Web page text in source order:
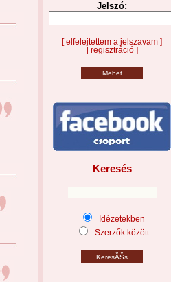
Jelszó:
[ elfelejtettem a jelszavam ]
[ regisztráció ]
Keresés
Idézetekben
Szerzők között